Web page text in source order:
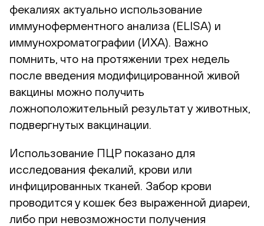
фекалиях актуально использование
иммуноферментного анализа (ELISA) и
иммунохроматографии (ИХА). Важно
помнить, что на протяжении трех недель
после введения модифицированной живой
вакцины можно получить
ложноположительный результат у животных,
подвергнутых вакцинации.
Использование ПЦР показано для
исследования фекалий, крови или
инфицированных тканей. Забор крови
проводится у кошек без выраженной диареи,
либо при невозможности получения